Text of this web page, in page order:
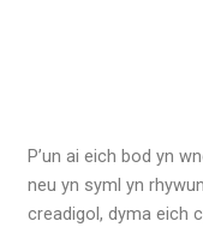
P’un ai eich bod yn
neu yn syml yn
creadigol, dyma eich